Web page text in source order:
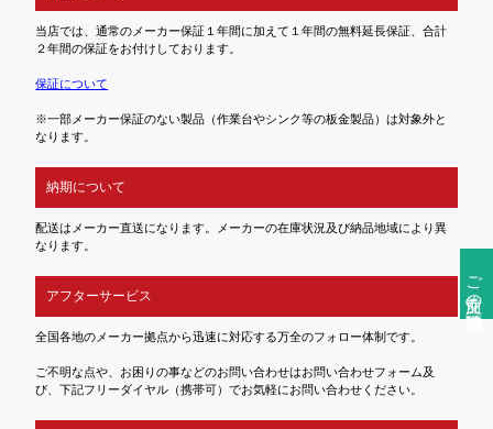
ご注文前の確認事項
当店では、通常のメーカー保証１年間に加えて１年間の無料延長保証、合計
２年間の保証をお付けしております。
保証について
※一部メーカー保証のない製品（作業台やシンク等の板金製品）は対象外と
なります。
納期について
配送はメーカー直送になります。メーカーの在庫状況及び納品地域により異
なります。
アフターサービス
全国各地のメーカー拠点から迅速に対応する万全のフォロー体制です。
ご不明な点や、お困りの事などのお問い合わせはお問い合わせフォーム及
び、下記フリーダイヤル（携帯可）でお気軽にお問い合わせください。